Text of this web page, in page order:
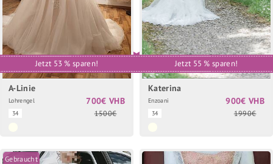
Jetzt 53 % sparen!
A-Linie
Lohrengel
34
700€ VHB
1500€
Jetzt 55 % sparen!
Katerina
Enzoani
34
900€ VHB
1990€
Gebraucht